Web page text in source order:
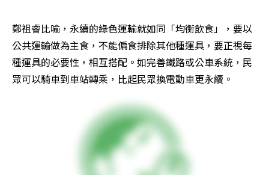
鄭祖睿比喻，永續的綠色運輸就如同「均衡飲食」，要以
公共運輸做為主食，不能偏食排除其他種運具，要正視每
種運具的必要性，相互搭配。如完善鐵路或公車系統，民
眾可以騎車到車站轉乘，比起民眾換電動車更永續。